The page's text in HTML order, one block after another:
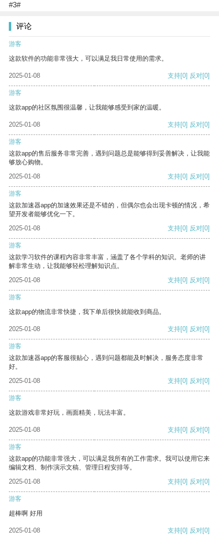
#3#
评论
游客
这款软件的功能非常强大，可以满足我日常使用的需求。
2025-01-08 支持[0] 反对[0]
游客
这款app的社区氛围很温馨，让我能够感受到家的温暖。
2025-01-08 支持[0] 反对[0]
游客
这款app的售后服务非常完善，遇到问题总是能够得到妥善解决，让我能
够放心购物。
2025-01-08
支持[0] 反对[0]
游客
这款加速器app的加速效果还是不错的，但偶尔也会出现卡顿的情况，希
望开发者能够优化一下。
2025-01-08
支持[0] 反对[0]
游客
这款学习软件的课程内容非常丰富，涵盖了各个学科的知识。老师的讲
解非常生动，让我能够轻松理解知识点。
2025-01-08
支持[0] 反对[0]
游客
这款app的物流非常快捷，我下单后很快就能收到商品。
2025-01-08 支持[0] 反对[0]
游客
这款加速器app的客服很贴心，遇到问题都能及时解决，服务态度非常
好。
2025-01-08
支持[0] 反对[0]
游客
这款游戏非常好玩，画面精美，玩法丰富。
2025-01-08 支持[0] 反对[0]
游客
这款app的功能非常强大，可以满足我所有的工作需求。我可以使用它来
编辑文档、制作演示文稿、管理日程安排等。
2025-01-08
支持[0] 反对[0]
游客
超棒啊 好用
2025-01-08 支持[0] 反对[0]